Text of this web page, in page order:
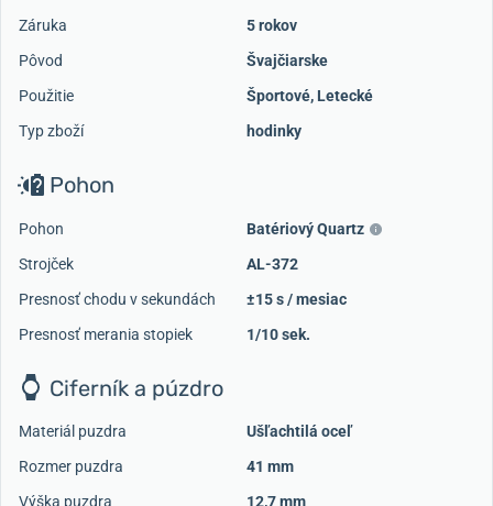
Záruka
5 rokov
Pôvod
Švajčiarske
Použitie
Športové, Letecké
Typ zboží
hodinky
Pohon
Pohon
Batériový Quartz
Strojček
AL-372
Presnosť chodu v sekundách
±15 s / mesiac
Presnosť merania stopiek
1/10 sek.
Ciferník a púzdro
Materiál puzdra
Ušľachtilá oceľ
Rozmer puzdra
41 mm
Výška puzdra
12,7 mm